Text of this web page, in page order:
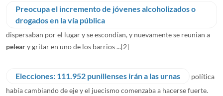
Preocupa el incremento de jóvenes alcoholizados o
drogados en la vía pública
dispersaban por el lugar y se escondían, y nuevamente se reunian a
peleary gritar en uno de los barrios ...[2]
Elecciones: 111.952 punillenses irán a las urnas
política
había cambiando de eje y el juecismo comenzaba a hacerse fuerte.